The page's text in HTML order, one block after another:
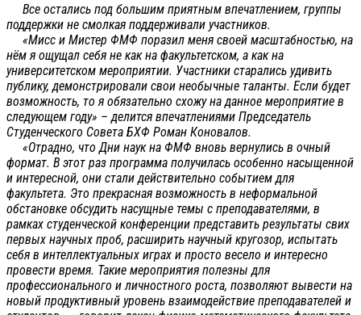
Все остались под большим приятным впечатлением, группы
поддержки не смолкая поддерживали участников.
«Мисс и Мистер ФМФ поразил меня своей масштабностью, на
нём я ощущал себя не как на факультетском, а как на
университетском мероприятии. Участники старались удивить
публику, демонстрировали свои необычные таланты. Если будет
возможность, то я обязательно схожу на данное мероприятие в
следующем году» – делится впечатлениями Председатель
Студенческого Совета БХФ Роман Коновалов.
«Отрадно, что Дни наук на ФМФ вновь вернулись в очный
формат. В этот раз программа получилась особенно насыщенной
и интересной, они стали действительно событием для
факультета. Это прекрасная возможность в неформальной
обстановке обсудить насущные темы с преподавателями, в
рамках студенческой конференции представить результаты свих
первых научных проб, расширить научный кругозор, испытать
себя в интеллектуальных играх и просто весело и интересно
провести время. Такие мероприятия полезны для
профессионального и личностного роста, позволяют вывести на
новый продуктивный уровень взаимодействие преподавателей и